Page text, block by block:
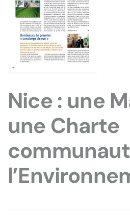
Nice : une
une Charte